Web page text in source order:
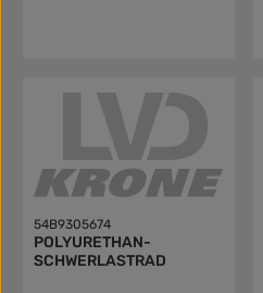
54B9305674
POLYURETHAN-
SCHWERLASTRAD